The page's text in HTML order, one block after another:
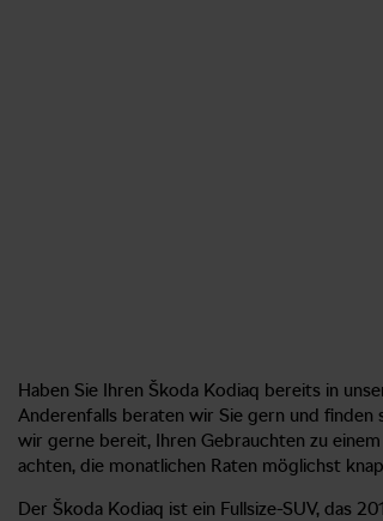
Haben Sie Ihren Škoda Kodiaq bereits in
Anderenfalls beraten wir Sie gern und finden
wir gerne bereit, Ihren Gebrauchten zu
achten, die monatlichen Raten möglichst
Der Škoda Kodiaq ist ein Fullsize-SUV, das